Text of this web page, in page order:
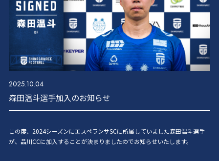
選手／スタッフ紹介
お問い合わせ
2025.10.04
森田温斗選手加入のお知らせ
この度、2024シーズンにエスペランサSCに所属していました森田温斗選手
が、品川CCに加入することが決まりましたのでお知らせいたします。